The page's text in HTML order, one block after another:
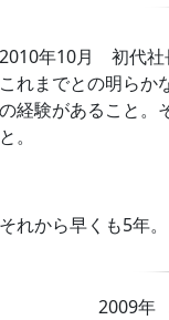
2010年10月 初代社
これまでとの明らか
の経験があること。
と。
それから早くも5年
2009年